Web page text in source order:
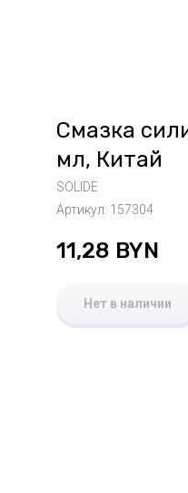
Смазка
мл, Китай
SOLIDE
Артикул: 157304
11,28 BYN
Нет в наличии